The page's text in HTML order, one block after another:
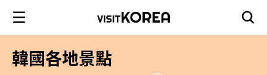
韓國各地景點